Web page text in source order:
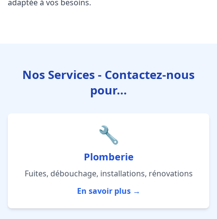
adaptée à vos besoins.
Nos Services - Contactez-nous
pour...
🔧
Plomberie
Fuites, débouchage, installations, rénovations
En savoir plus →